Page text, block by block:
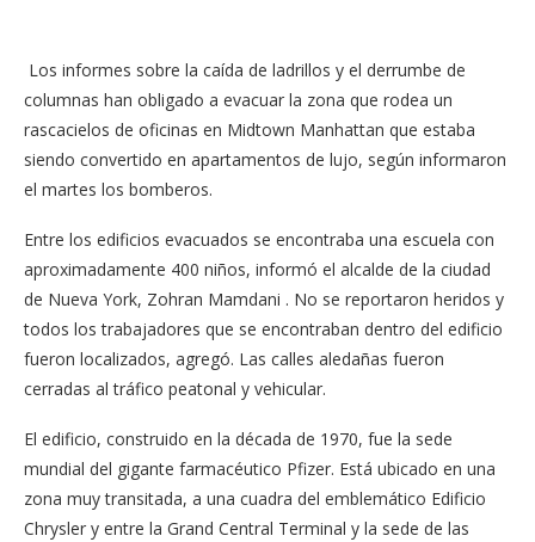
Los informes sobre la caída de ladrillos y el derrumbe de
columnas han obligado a evacuar la zona que rodea un
rascacielos de oficinas en Midtown Manhattan que estaba
siendo convertido en apartamentos de lujo, según informaron
el martes los bomberos.
Entre los edificios evacuados se encontraba una escuela con
aproximadamente 400 niños, informó el alcalde de la ciudad
de Nueva York, Zohran Mamdani . No se reportaron heridos y
todos los trabajadores que se encontraban dentro del edificio
fueron localizados, agregó. Las calles aledañas fueron
cerradas al tráfico peatonal y vehicular.
El edificio, construido en la década de 1970, fue la sede
mundial del gigante farmacéutico Pfizer. Está ubicado en una
zona muy transitada, a una cuadra del emblemático Edificio
Chrysler y entre la Grand Central Terminal y la sede de las